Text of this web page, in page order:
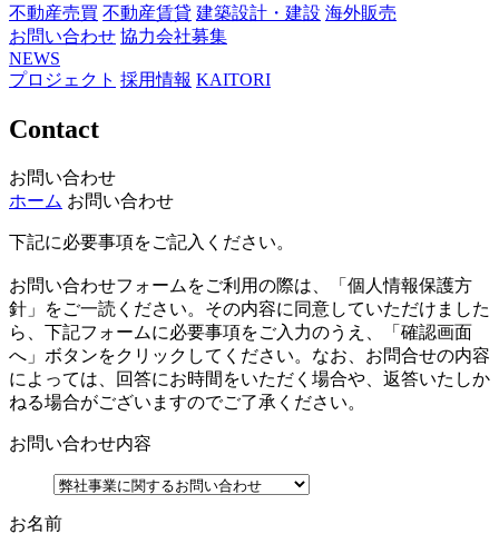
不動産売買 不動産賃貸 建築設計・建設 海外販売
お問い合わせ 協力会社募集
NEWS
プロジェクト 採用情報 KAITORI
Contact
お問い合わせ
ホーム お問い合わせ
下記に必要事項をご記入ください。
お問い合わせフォームをご利用の際は、「個人情報保護方
針」をご一読ください。その内容に同意していただけました
ら、下記フォームに必要事項をご入力のうえ、「確認画面
へ」ボタンをクリックしてください。なお、お問合せの内容
によっては、回答にお時間をいただく場合や、返答いたしか
ねる場合がございますのでご了承ください。
お問い合わせ内容
お名前